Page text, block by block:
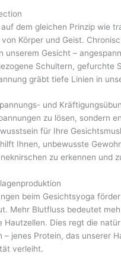
dem gleichen Prinzip wie
Körper und Geist.
unserem Gesicht –
Schultern, gefurchte
gräbt tiefe Linien in
und
zu lösen, sondern
für Ihre
Ihnen, unbewusste
zu erkennen und
beim Gesichtsyoga
Mehr Blutfluss bedeutet
Hautzellen. Dies regt die
– jenes Protein, das unserer
verleiht.